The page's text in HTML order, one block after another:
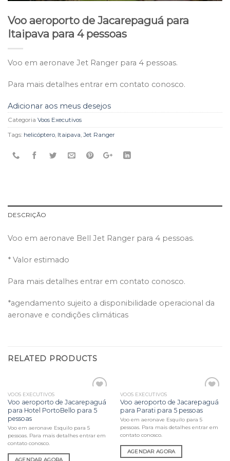
Voo aeroporto de Jacarepaguá para
Itaipava para 4 pessoas
Voo em aeronave Jet Ranger para 4 pessoas.
Para mais detalhes entrar em contato conosco.
Adicionar aos meus desejos
Categoria Voos Executivos
Tags: helicóptero, Itaipava, Jet Ranger
DESCRIÇÃO
Voo em aeronave Bell Jet Ranger para 4 pessoas.
* Valor estimado
Para mais detalhes entrar em contato conosco.
*agendamento sujeito a disponibilidade operacional da
aeronave e condições climáticas
RELATED PRODUCTS
Adicionar
aos meus
desejos
VOOS EXECUTIVOS
Voo aeroporto de Jacarepaguá
para Hotel PortoBello para 5
pessoas
Voo em aeronave Esquilo para 5
pessoas. Para mais detalhes entrar em
contato conosco.
AGENDAR AGORA
Adicionar
aos meus
desejos
VOOS EXECUTIVOS
Voo aeroporto de Jacarepaguá
para Parati para 5 pessoas
Voo em aeronave Esquilo para 5
pessoas. Para mais detalhes entrar em
contato conosco.
AGENDAR AGORA